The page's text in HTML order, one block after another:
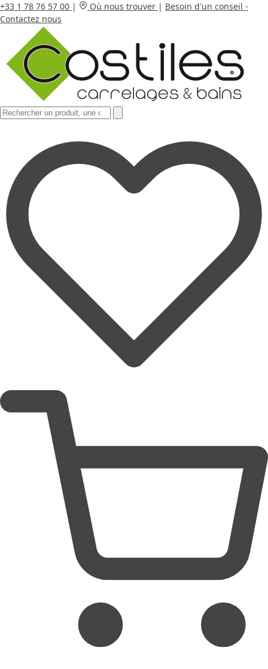
+33 1 78 76 57 00 | Où nous trouver | Besoin d'un conseil -
Contactez nous